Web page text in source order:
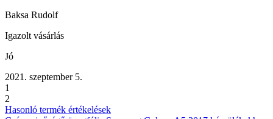
Baksa Rudolf
Igazolt vásárlás
Jó
2021. szeptember 5.
1
2
Hasonló termék értékelések